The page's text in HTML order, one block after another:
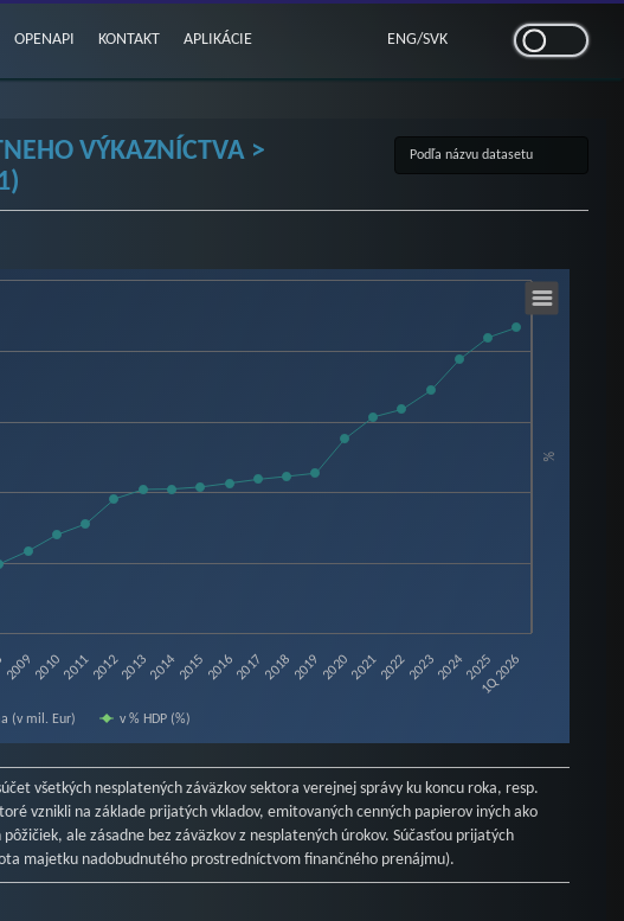
OPENAPI KONTAKT APLIKÁCIE ENG/SVK
VÝKAZNÍCTVA >
%
(v mil. Eur) v % HDP (%)
20092010201120122013201420152016201720182019 2020202120222023202420251Q 2026
všetkých nesplatených záväzkov sektora verejnej správy ku koncu roka, resp.
vznikli na základe prijatých vkladov, emitovaných cenných papierov iných ako
ale zásadne bez záväzkov z nesplatených úrokov. Súčasťou prijatých
majetku nadobudnutého prostredníctvom finančného prenájmu).